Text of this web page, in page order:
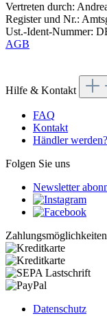
Vertreten durch:
Register und Nr.:
Ust.-Ident-Nummer:
AGB
Hilfe & Kontakt
FAQ
Kontakt
Händler werden?
Folgen Sie uns
Newsletter
Zahlungsmöglichkeiten
Datenschutz